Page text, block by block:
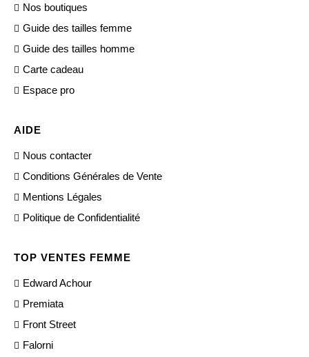
Nos boutiques
Guide des tailles femme
Guide des tailles homme
Carte cadeau
Espace pro
AIDE
Nous contacter
Conditions Générales de Vente
Mentions Légales
Politique de Confidentialité
TOP VENTES FEMME
Edward Achour
Premiata
Front Street
Falorni